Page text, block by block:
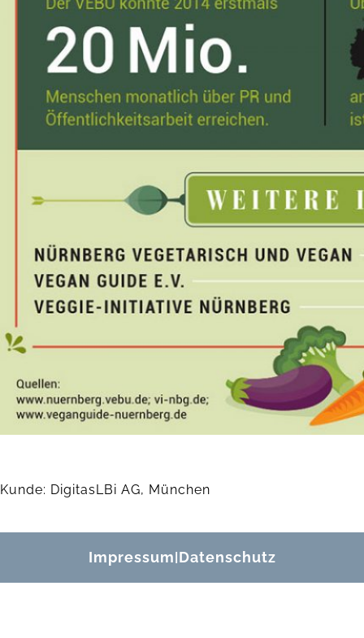
Kunde: DigitasLBi AG, München
Impressum|Datenschutz